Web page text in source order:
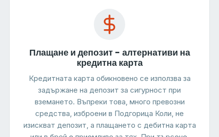
Плащане и депозит - алтернативи на
кредитна карта
Кредитната карта обикновено се използва за
задържане на депозит за сигурност при
вземането. Въпреки това, много превозни
средства, изброени в Подгорица Коли, не
изискват депозит, а плащането с дебитна карта